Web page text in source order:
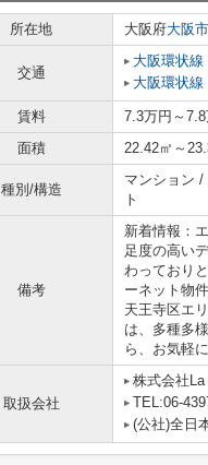
所在地 大阪府大阪
交通
大阪環状線
大阪環状線
賃料 7.3万円～7.8
面積
22.42㎡～
種別/構造
マンション /
ト
備考
新着情報：
足度の高い
わっており
ーネット物
天王寺区エ
は、多種多
ら、お気軽
取扱会社
株式会社
TEL:06-
(公社)全日